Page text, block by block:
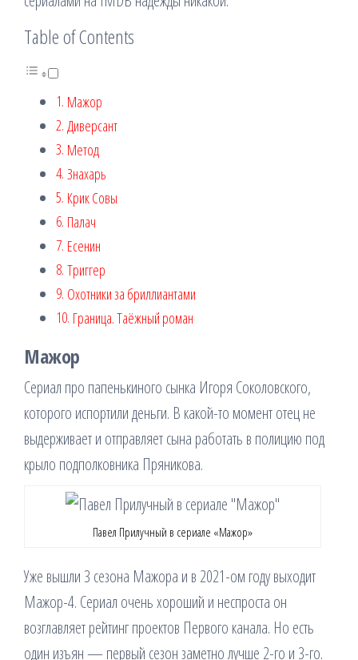
Table of Contents
Мажор
Диверсант
Метод
Знахарь
Крик Совы
Палач
Есенин
Триггер
Охотники за бриллиантами
Граница. Таёжный роман
Мажор
Сериал про папенькиного сынка Игоря Соколовского,
которого испортили деньги. В какой-то момент отец не
выдерживает и отправляет сына работать в полицию под
крыло подполковника Пряникова.
Павел Прилучный в сериале «Мажор»
Уже вышли 3 сезона Мажора и в 2021-ом году выходит
Мажор-4. Сериал очень хороший и неспроста он
возглавляет рейтинг проектов Первого канала. Но есть
один изъян — первый сезон заметно лучше 2-го и 3-го.